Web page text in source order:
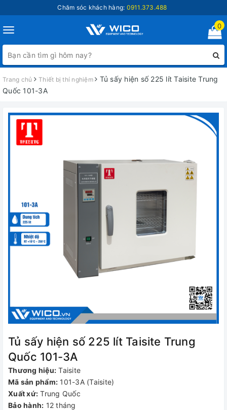
Chăm sóc khách hàng: 0911.373.488
Toggle
navigation
0
Trang chủ Thiết bị thí nghiệm
Tủ sấy hiện số 225 lít Taisite Trung
Quốc 101-3A
Tủ sấy hiện số 225 lít Taisite Trung
Quốc 101-3A
Thương hiệu: Taisite
Mã sản phẩm: 101-3A (Taisite)
Xuất xứ: Trung Quốc
Bảo hành: 12 tháng